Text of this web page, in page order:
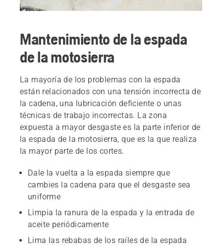
Mantenimiento de la espada
de la motosierra
La mayoría de los problemas con la espada
están relacionados con una tensión incorrecta de
la cadena, una lubricación deficiente o unas
técnicas de trabajo incorrectas. La zona
expuesta a mayor desgaste es la parte inferior de
la espada de la motosierra, que es la que realiza
la mayor parte de los cortes.
Dale la vuelta a la espada siempre que
cambies la cadena para que el desgaste sea
uniforme
Limpia la ranura de la espada y la entrada de
aceite periódicamente
Lima las rebabas de los raíles de la espada